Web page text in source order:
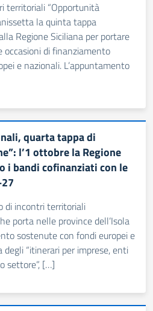
territoriali “Opportunità
la quinta tappa
Regione Siciliana per portare
occasioni di finanziamento
e nazionali. L’appuntamento
quarta tappa di
l’1 ottobre la Regione
i bandi cofinanziati con le
di incontri territoriali
porta nelle province dell’Isola
sostenute con fondi europei e
“itinerari per imprese, enti
settore”, […]